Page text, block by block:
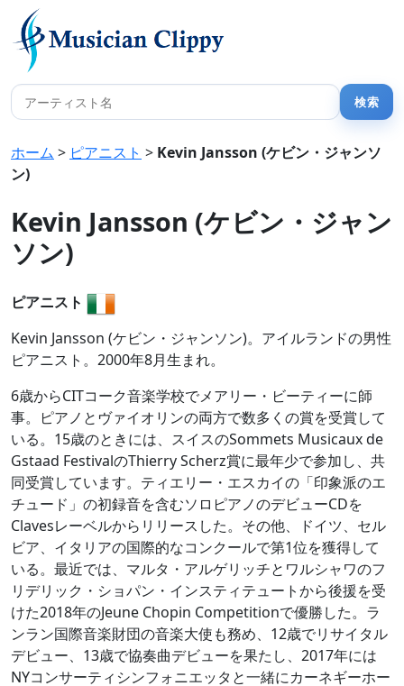
ホーム > ピアニスト > Kevin Jansson (ケビン・ジャンソ
ン)
Kevin Jansson (ケビン・ジャン
ソン)
ピアニスト
Kevin Jansson (ケビン・ジャンソン)。アイルランドの男性
ピアニスト。2000年8月生まれ。
6歳からCITコーク音楽学校でメアリー・ビーティーに師
事。ピアノとヴァイオリンの両方で数多くの賞を受賞して
いる。15歳のときには、スイスのSommets Musicaux de
Gstaad FestivalのThierry Scherz賞に最年少で参加し、共
同受賞しています。ティエリー・エスカイの「印象派のエ
チュード」の初録音を含むソロピアノのデビューCDを
Clavesレーベルからリリースした。その他、ドイツ、セル
ビア、イタリアの国際的なコンクールで第1位を獲得して
いる。最近では、マルタ・アルゲリッチとワルシャワのフ
リデリック・ショパン・インスティテュートから後援を受
けた2018年のJeune Chopin Competitionで優勝した。ラ
ンラン国際音楽財団の音楽大使も務め、12歳でリサイタル
デビュー、13歳で協奏曲デビューを果たし、2017年には
NYコンサーティシンフォニエッタと一緒にカーネギーホー